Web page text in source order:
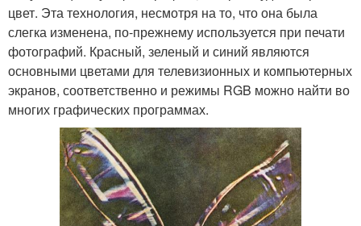
цвет. Эта технология, несмотря на то, что она была
слегка изменена, по-прежнему используется при печати
фотографий. Красный, зеленый и синий являются
основными цветами для телевизионных и компьютерных
экранов, соответственно и режимы RGB можно найти во
многих графических программах.